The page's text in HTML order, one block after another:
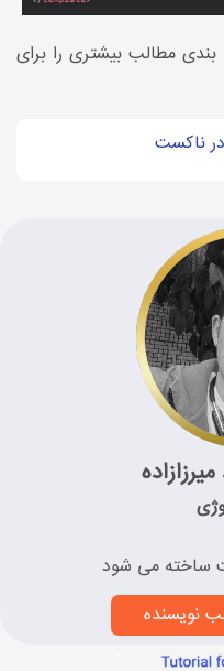
در مقالات بعدی در رابطه با layout بندی مطالب بیشتری را برای
ساخته می شود
نویسنده